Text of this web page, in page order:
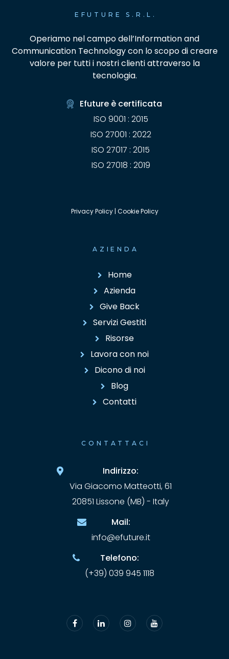
EFUTURE S.R.L.
Operiamo nel campo dell’Information and
Communication Technology con lo scopo di creare
valore per tutti i nostri clienti attraverso la
tecnologia.
Efuture è certificata
ISO 9001 : 2015
ISO 27001 : 2022
ISO 27017 : 2015
ISO 27018 : 2019
Privacy Policy| Cookie Policy
AZIENDA
Home
Azienda
Give Back
Servizi Gestiti
Risorse
Lavora con noi
Dicono di noi
Blog
Contatti
CONTATTACI
Indirizzo:
Via Giacomo Matteotti, 61
20851 Lissone (MB) - Italy
Mail:
info@efuture.it
Telefono:
(+39) 039 945 1118